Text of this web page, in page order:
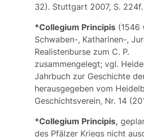
32). Stuttgart 2007, S. 224f.
*Collegium Principis(1546
Schwaben-, Katharinen-,
Realistenburse zum C. P.
zusammengelegt; vgl.
Jahrbuch zur Geschichte
herausgegeben vom
Geschichtsverein, Nr. 14
*Collegium Principis,
des Pfälzer Kriegs nicht